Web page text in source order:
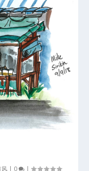
风 | 0 |